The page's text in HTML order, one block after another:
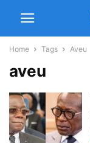
Home Tags Aveu
aveu